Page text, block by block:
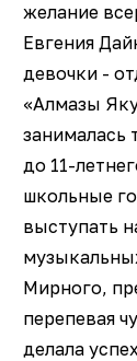
желание
Евгения
девочки -
«Алмазы
занималась
до 11-
школьные
выступать
Мирного,
перепевая
делала